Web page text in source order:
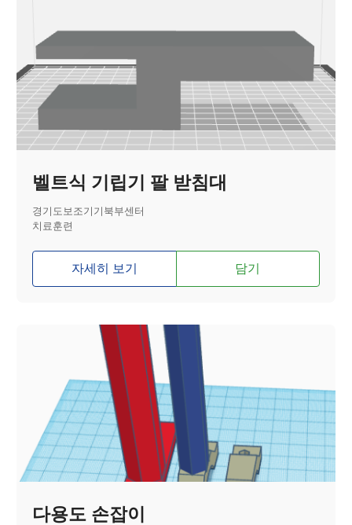
벨트식 기립기 팔 받침대
경기도보조기기북부센터
치료훈련
자세히 보기 담기
다용도 손잡이